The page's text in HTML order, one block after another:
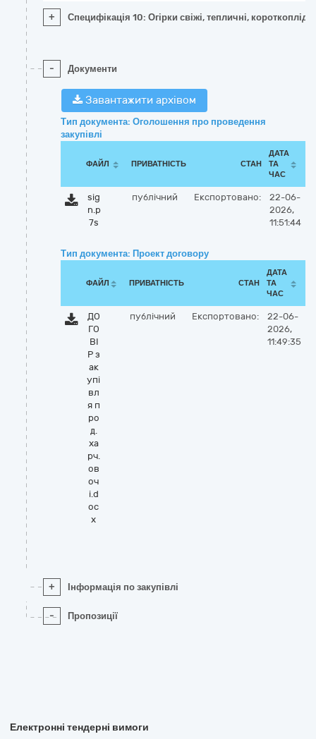
+ Специфікація 10: Огірки свіжі, тепличні,
- Документи
Завантажити архівом
Тип документа: Оголошення про проведення
закупівлі
ФАЙЛ ПРИВАТНІСТЬ СТАН
ДАТА
ТА
ЧАС
sig
n.p
7s
публічний Експортовано:
22-06-
2026,
11:51:44
Тип документа: Проект договору
ФАЙЛ ПРИВАТНІСТЬ СТАН
ДАТА
ТА
ЧАС
ДО
ГО
ВІ
Р з
ак
упі
вл
я п
ро
д.
ха
рч.
ов
оч
і.d
oc
x
публічний Експортовано:
22-06-
2026,
11:49:35
+ Інформація по закупівлі
- Пропозиції
Електронні тендерні вимоги